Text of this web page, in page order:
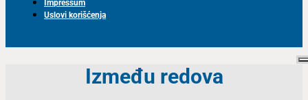
Impressum
Uslovi korišćenja
Između redova